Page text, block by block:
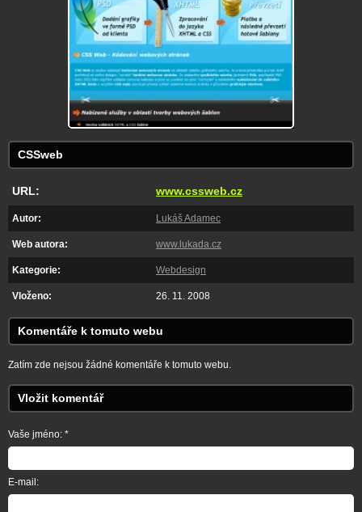
CSSweb
URL: www.cssweb.cz
Autor: Lukáš Adamec
Web autora: www.lukada.cz
Kategorie: Webdesign
Vloženo: 26. 11. 2008
Komentáře k tomuto webu
Zatím zde nejsou žádné komentáře k tomuto webu.
Vložit komentář
Vaše jméno: *
E-mail: